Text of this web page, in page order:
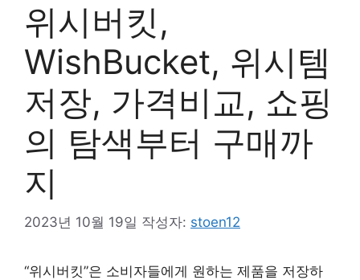
위시버킷,
WishBucket, 위시템
저장, 가격비교, 쇼핑
의 탐색부터 구매까
지
2023년 10월 19일 작성자: stoen12
“위시버킷”은 소비자들에게 원하는 제품을 저장하